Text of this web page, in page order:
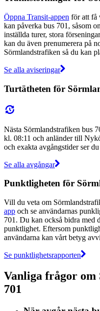
Öppna Transit-appen för att få
kan påverka bus 701, såsom
inställda turer, stora
kan du även prenumerera på
Sörmlandstrafiken så du kan
Se alla aviseringar
Turtätheten för
Nästa Sörmlandstrafiken bus
kl. 08:11 och anländer till
och exakta avgångstider ser
Se alla avgångar
Punktligheten för
Vill du veta om
app och se användarnas
701. Du kan också bidra med
punktlighet. Eftersom
användarna kan vårt betyg
Se punktlighetsrapporten
Vanliga frågor om
701